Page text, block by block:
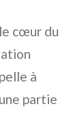
cœur du
à
partie